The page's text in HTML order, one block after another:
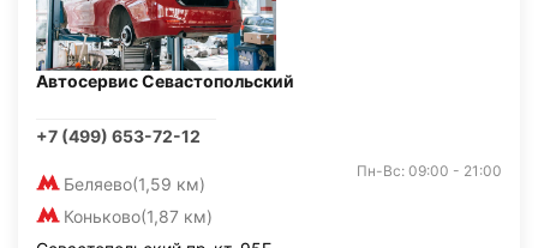
Автосервис Севастопольский
+7 (499) 653-72-12
Беляево(1,59 км)
Коньково(1,87 км)
Пн-Вс: 09:00 - 21:00